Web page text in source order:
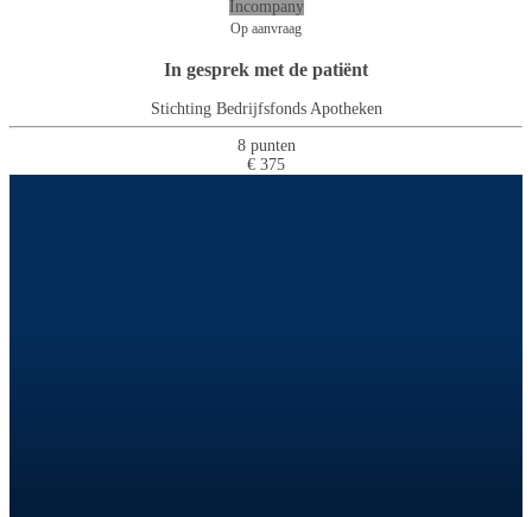
Incompany
Op aanvraag
In gesprek met de patiënt
Stichting Bedrijfsfonds Apotheken
8 punten
€ 375